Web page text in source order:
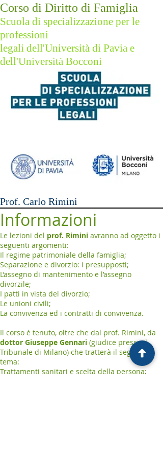
Corso di Diritto di Famiglia
Scuola di specializzazione per le
professioni
legali dell'Università di Pavia e
dell'Università Bocconi
Prof. Carlo Rimini
Informazioni
Le lezioni del prof. Rimini avranno ad oggetto i
seguenti argomenti:
Il regime patrimoniale della famiglia;
Separazione e divorzio: i presupposti;
L’assegno di mantenimento e l’assegno
divorzile;
I patti in vista del divorzio;
Le unioni civili;
La convivenza ed i contratti di convivenza.
Il corso è tenuto, oltre che dal prof. Rimini, da
dottor Giuseppe Gennari (giudice presso il
Tribunale di Milano) che tratterà il seguente
tema:
Trattamenti sanitari e scelta della persona;